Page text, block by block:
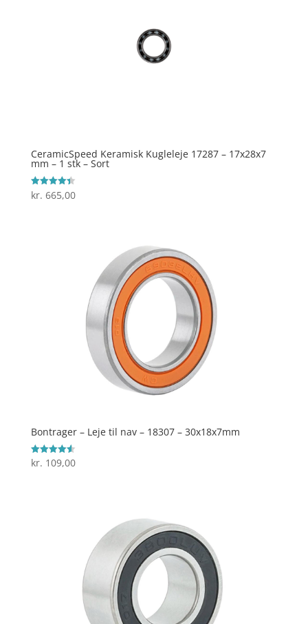
CeramicSpeed Keramisk Kugleleje 17287 – 17x28x7
mm – 1 stk – Sort
Vurderet
4.4
kr. 665,00
Bontrager – Leje til nav – 18307 – 30x18x7mm
Vurderet
4.6
kr. 109,00